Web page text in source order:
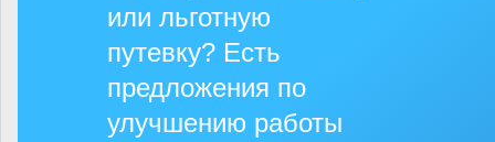
или льготную
путевку? Есть
предложения по
улучшению работы